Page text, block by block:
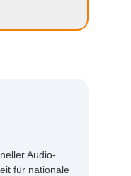
Audio-
für nationale